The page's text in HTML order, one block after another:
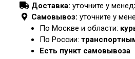
Доставка: уточните у
Самовывоз: уточните у
По Москве и области:
По России:
Есть пункт самовывоза